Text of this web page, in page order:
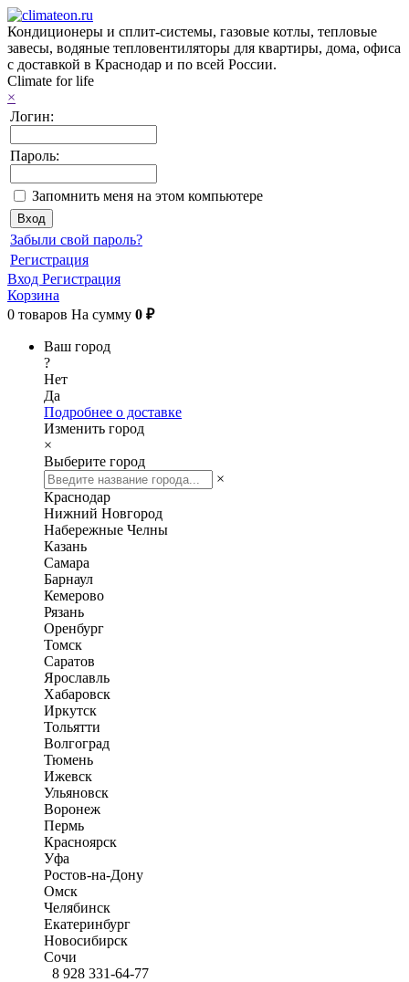
Кондиционеры и сплит-системы, газовые котлы, тепловые
завесы, водяные тепловентиляторы для квартиры, дома, офиса
с доставкой в Краснодар и по всей России.
Climate for life
×
Логин:
Пароль:
Запомнить меня на этом компьютере
Забыли свой пароль?
Регистрация
Вход Регистрация
Корзина
0 товаров На сумму 0 ₽
Ваш город
?
Нет
Да
Подробнее о доставке
Изменить город
×
Выберите город
×
Краснодар
Нижний Новгород
Набережные Челны
Казань
Самара
Барнаул
Кемерово
Рязань
Оренбург
Томск
Саратов
Ярославль
Хабаровск
Иркутск
Тольятти
Волгоград
Тюмень
Ижевск
Ульяновск
Воронеж
Пермь
Красноярск
Уфа
Ростов-на-Дону
Омск
Челябинск
Екатеринбург
Новосибирск
Сочи
8 928 331-64-77